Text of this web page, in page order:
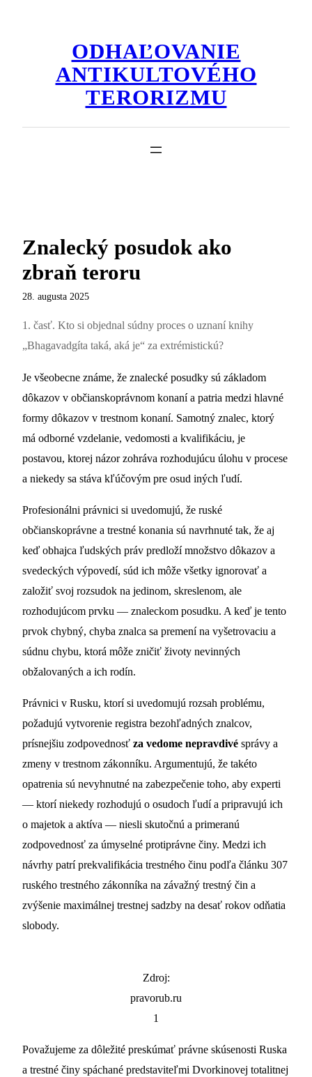
ODHAĽOVANIE
ANTIKULTOVÉHO
TERORIZMU
Znalecký posudok ako
zbraň teroru
28. augusta 2025
1. časť. Kto si objednal súdny proces o uznaní knihy
„Bhagavadgíta taká, aká je“ za extrémistickú?
Je všeobecne známe, že znalecké posudky sú základom
dôkazov v občianskoprávnom konaní a patria medzi hlavné
formy dôkazov v trestnom konaní. Samotný znalec, ktorý
má odborné vzdelanie, vedomosti a kvalifikáciu, je
postavou, ktorej názor zohráva rozhodujúcu úlohu v procese
a niekedy sa stáva kľúčovým pre osud iných ľudí.
Profesionálni právnici si uvedomujú, že ruské
občianskoprávne a trestné konania sú navrhnuté tak, že aj
keď obhajca ľudských práv predloží množstvo dôkazov a
svedeckých výpovedí, súd ich môže všetky ignorovať a
založiť svoj rozsudok na jedinom, skreslenom, ale
rozhodujúcom prvku — znaleckom posudku. A keď je tento
prvok chybný, chyba znalca sa premení na vyšetrovaciu a
súdnu chybu, ktorá môže zničiť životy nevinných
obžalovaných a ich rodín.
Právnici v Rusku, ktorí si uvedomujú rozsah problému,
požadujú vytvorenie registra bezohľadných znalcov,
prísnejšiu zodpovednosť za vedome nepravdivé správy a
zmeny v trestnom zákonníku. Argumentujú, že takéto
opatrenia sú nevyhnutné na zabezpečenie toho, aby experti
— ktorí niekedy rozhodujú o osudoch ľudí a pripravujú ich
o majetok a aktíva — niesli skutočnú a primeranú
zodpovednosť za úmyselné protiprávne činy. Medzi ich
návrhy patrí prekvalifikácia trestného činu podľa článku 307
ruského trestného zákonníka na závažný trestný čin a
zvýšenie maximálnej trestnej sadzby na desať rokov odňatia
slobody.
Zdroj:
pravorub.ru
1
Považujeme za dôležité preskúmať právne skúsenosti Ruska
a trestné činy spáchané predstaviteľmi Dvorkinovej totalitnej